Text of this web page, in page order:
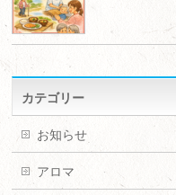
カテゴリー
お知らせ
アロマ